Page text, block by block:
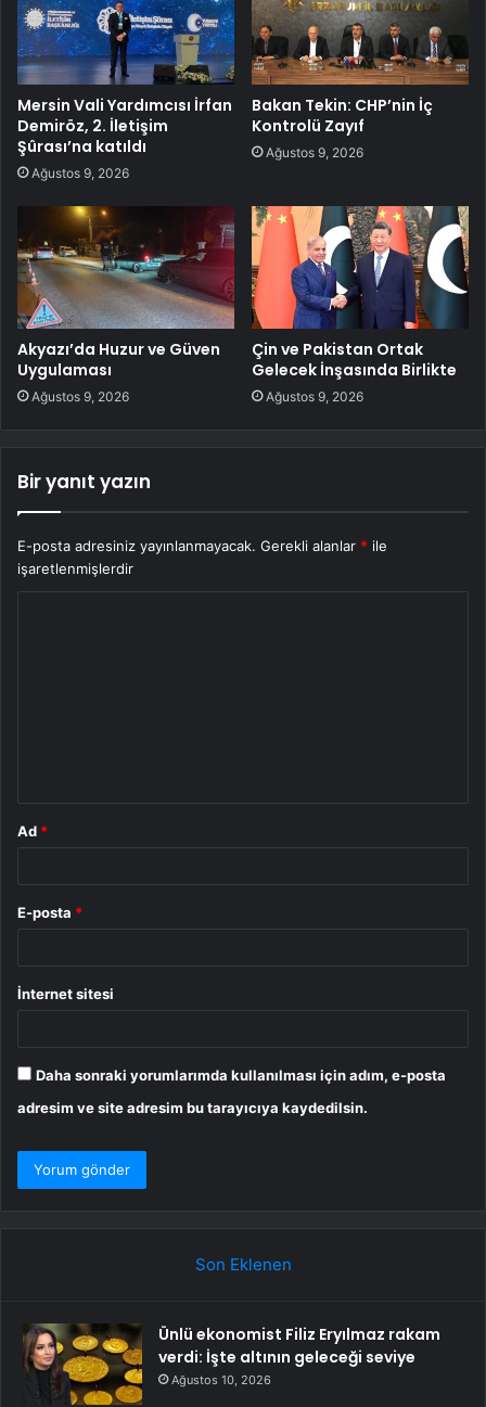
Mersin Vali Yardımcısı İrfan
Demiröz, 2. İletişim
Şûrası’na katıldı
Ağustos 9, 2026
Bakan Tekin: CHP’nin İç
Kontrolü Zayıf
Ağustos 9, 2026
Akyazı’da Huzur ve Güven
Uygulaması
Ağustos 9, 2026
Çin ve Pakistan Ortak
Gelecek İnşasında Birlikte
Ağustos 9, 2026
Bir yanıt yazın
E-posta adresiniz yayınlanmayacak. Gerekli alanlar * ile
işaretlenmişlerdir
Ad *
E-posta *
İnternet sitesi
Daha sonraki yorumlarımda kullanılması için adım, e-posta
adresim ve site adresim bu tarayıcıya kaydedilsin.
Son Eklenen
Ünlü ekonomist Filiz Eryılmaz rakam
verdi: İşte altının geleceği seviye
Ağustos 10, 2026